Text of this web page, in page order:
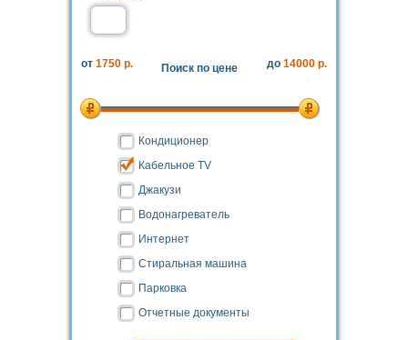
Поиск по цене
от 1750 р. до 14000 р.
Кондиционер
Кабельное TV
Джакузи
Водонагреватель
Интернет
Стиральная машина
Парковка
Отчетные документы